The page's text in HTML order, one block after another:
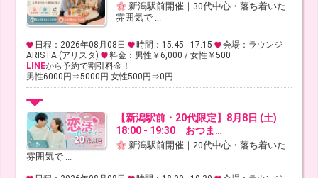
新潟駅前開催｜30代中心・落ち着いた
雰囲気で ...
日程：2026年08月08日 時間：15:45 - 17:15
会場：ラウンジ
ARISTA (アリスタ)
料金：男性￥6,000 / 女性￥500
LINEから予約で割引料金！
男性6000円⇒5000円 女性500円⇒0円
【新潟駅前・20代限定】8月8日 (土)
18:00 - 19:30 おつま…
新潟駅前開催｜20代中心・落ち着いた
雰囲気で ...